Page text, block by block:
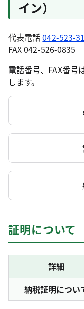
イン）
代表電話042-523-
FAX 042-526-0835
電話番号、FAX番号
します。
証明について
詳細
納税証明につい